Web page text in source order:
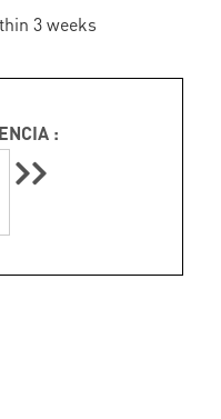
3 weeks
: